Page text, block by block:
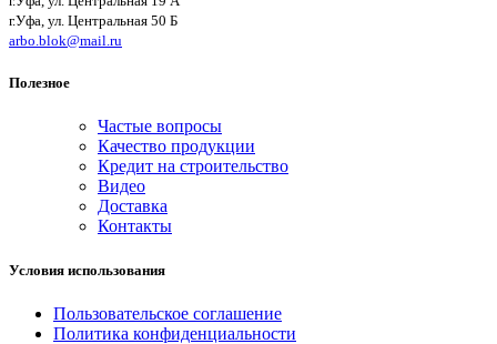
г.Уфа, ул. Центральная 50 Б
arbo.blok@mail.ru
Полезное
Частые вопросы
Качество продукции
Кредит на строительство
Видео
Доставка
Контакты
Условия использования
Пользовательское соглашение
Политика конфиденциальности